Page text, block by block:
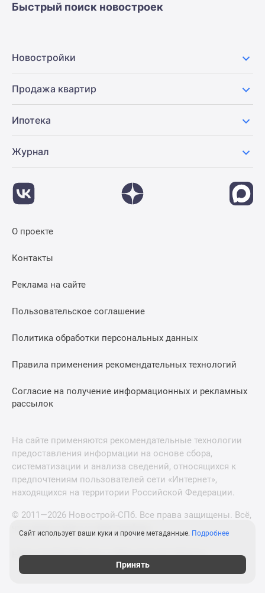
Быстрый поиск новостроек
Новостройки
Продажа квартир
Ипотека
Журнал
О проекте
Контакты
Реклама на сайте
Пользовательское соглашение
Политика обработки персональных данных
Правила применения рекомендательных технологий
Согласие на получение информационных и рекламных
рассылок
На сайте применяются рекомендательные технологии
предоставления информации на основе сбора,
систематизации и анализа сведений, относящихся к
предпочтениям пользователей сети «Интернет»,
находящихся на территории Российской Федерации.
© 2011—2026 Новострой-СПб. Все права защищены. Всё,
что нужно знать о новостройках
Новостройки Москвы и Московской области
Сайт использует ваши куки и прочие метаданные. Подробнее
Принять